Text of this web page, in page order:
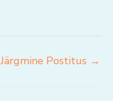
Järgmine Postitus →